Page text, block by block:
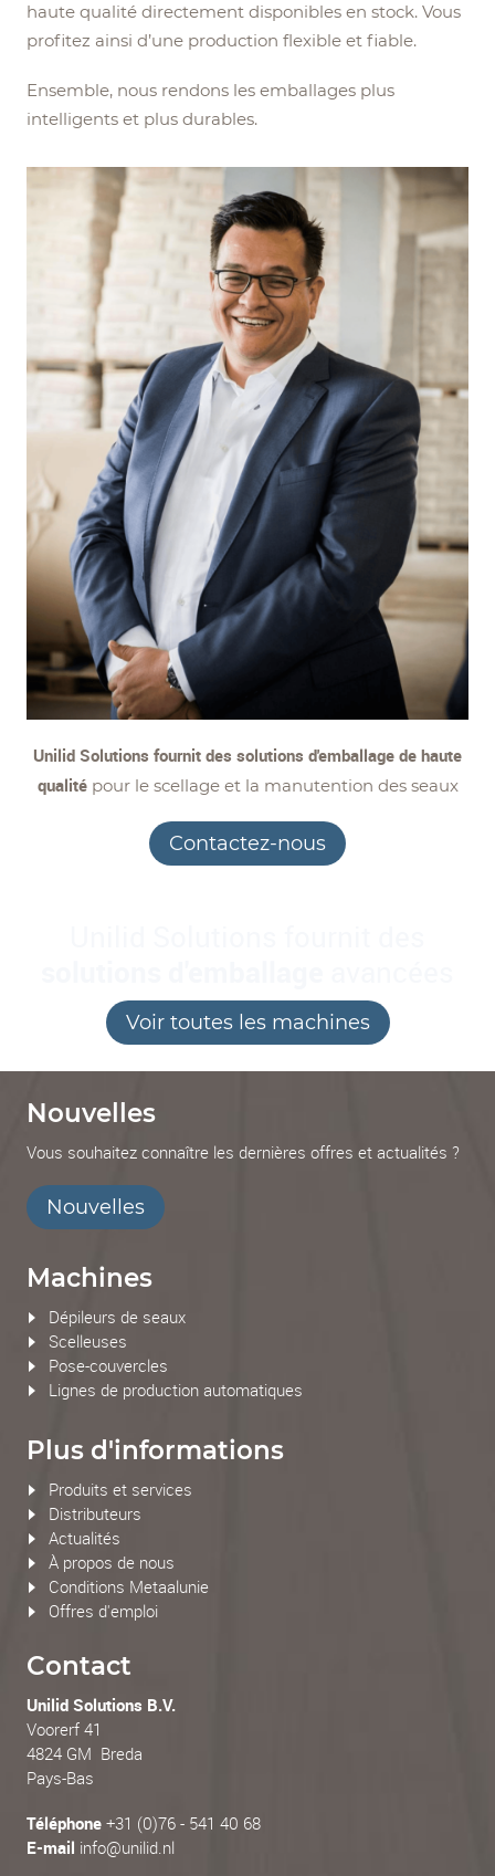
haute qualité directement disponibles en stock. Vous
profitez ainsi d’une production flexible et fiable.
Ensemble, nous rendons les emballages plus
intelligents et plus durables.
Unilid Solutions fournit des solutions d'emballage de haute
qualitépour le scellage et la manutention des seaux
Contactez-nous
Voir toutes les machines
Nouvelles
Vous souhaitez connaître les dernières offres et actualités ?
Nouvelles
Machines
Dépileurs de seaux
Scelleuses
Pose-couvercles
Lignes de production automatiques
Plus d'informations
Produits et services
Distributeurs
Actualités
À propos de nous
Conditions Metaalunie
Offres d'emploi
Contact
Unilid Solutions B.V.
Voorerf 41
4824 GM Breda
Pays-Bas
Téléphone +31 (0)76 - 541 40 68
E-mail info@unilid.nl